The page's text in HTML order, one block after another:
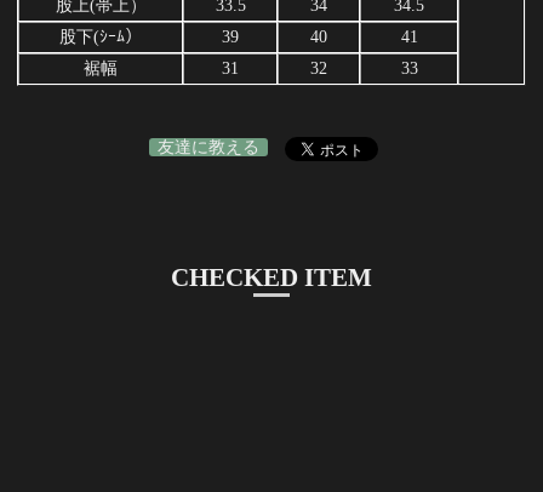
股上(帯上）
33.5 34
34.5
股下(ｼｰﾑ）
39 40
41
裾幅
31 32 33
友達に教える
CHECKED ITEM